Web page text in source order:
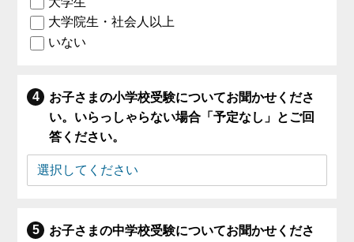
大学院生・社会人以上
いない
お子さまの小学校受験についてお聞かせくださ
い。いらっしゃらない場合「予定なし」とご回
答ください。
お子さまの中学校受験についてお聞かせくださ